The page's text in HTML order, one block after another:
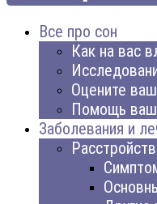
Все про сон
Как на вас
Оцените
Помощь
Заболевания и